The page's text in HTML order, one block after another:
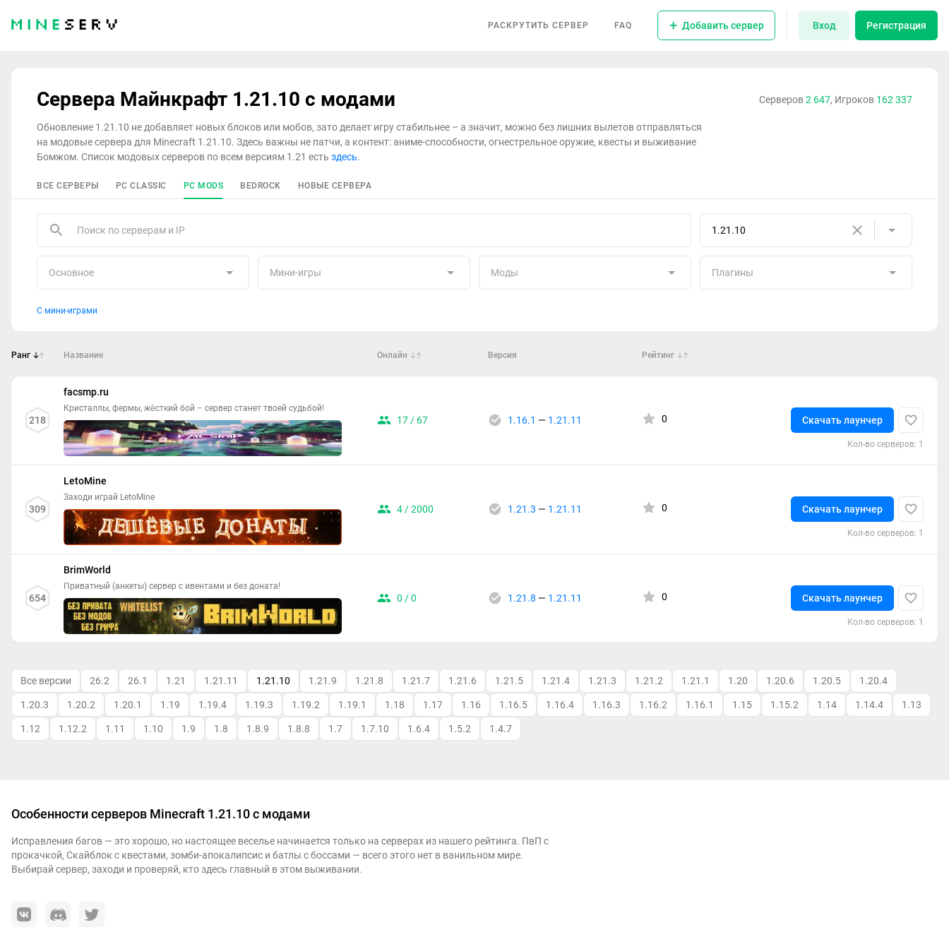
РАСКРУТИТЬ СЕРВЕР FAQ Добавить сервер Вход Регистрация
Сервера Майнкрафт 1.21.10 с модами Серверов2 647, Игроков 162 337
Обновление 1.21.10 не добавляет новых блоков или мобов, зато делает игру стабильнее – а значит, можно без лишних вылетов отправляться
на модовые сервера для Minecraft 1.21.10. Здесь важны не патчи, а контент: аниме-способности, огнестрельное оружие, квесты и выживание
Бомжом. Список модовых серверов по всем версиям 1.21 есть здесь.
ВСЕ СЕРВЕРЫ PC CLASSIC PC MODS BEDROCK НОВЫЕ СЕРВЕРА
1.21.10
Основное Мини-игры Моды Плагины
С мини-играми
Ранг Название Онлайн Версия Рейтинг
218
facsmp.ru
Кристаллы, фермы, жёсткий бой – сервер станет твоей судьбой!
17 / 67 1.16.1 — 1.21.11 0 Скачать лаунчер
Кол-во серверов: 1
309
LetoMine
Заходи играй LetoMine
4 / 2000 1.21.3 — 1.21.11 0 Скачать лаунчер
Кол-во серверов: 1
654
BrimWorld
Приватный (анкеты) сервер с ивентами и без доната!
0 / 0 1.21.8 — 1.21.11 0 Скачать лаунчер
Кол-во серверов: 1
Все версии 26.2 26.1 1.21 1.21.11 1.21.10 1.21.9 1.21.8 1.21.7 1.21.6 1.21.5 1.21.4 1.21.3 1.21.2 1.21.1 1.20 1.20.6 1.20.5 1.20.4
1.20.3 1.20.2 1.20.1 1.19 1.19.4 1.19.3 1.19.2 1.19.1 1.18 1.17 1.16 1.16.5 1.16.4 1.16.3 1.16.2 1.16.1 1.15 1.15.2 1.14 1.14.4 1.13
1.12 1.12.2 1.11 1.10 1.9 1.8 1.8.9 1.8.8 1.7 1.7.10 1.6.4 1.5.2 1.4.7
Особенности серверов Minecraft 1.21.10 с модами
Исправления багов — это хорошо, но настоящее веселье начинается только на серверах из нашего рейтинга. ПвП с
прокачкой, Скайблок с квестами, зомби-апокалипсис и батлы с боссами — всего этого нет в ванильном мире.
Выбирай сервер, заходи и проверяй, кто здесь главный в этом выживании.